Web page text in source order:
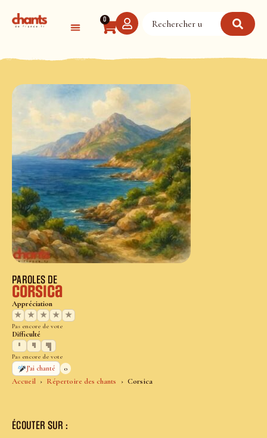
0
Accueil Répertoire des chants Corsica
PAROLES DE
Corsica
Appréciation
★
★ ★ ★ ★
Pas encore de vote
Difficulté
Pas encore de vote
J’ai chanté
0
ÉCOUTER SUR :